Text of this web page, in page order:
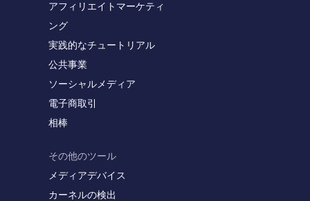
アフィリエイトマーケティ
ング
実践的なチュートリアル
公共事業
ソーシャルメディア
電子商取引
相棒
その他のツール
メディアデバイス
カーネルの検出